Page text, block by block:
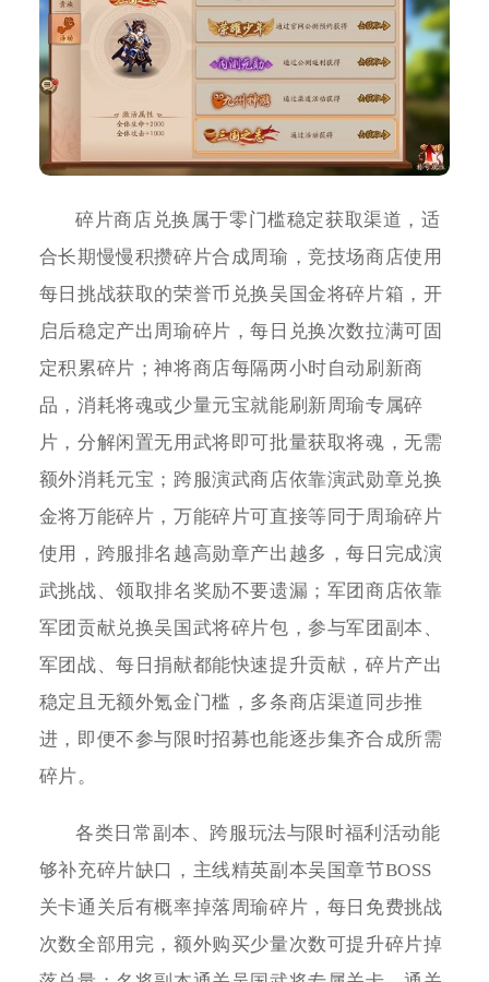
碎片商店兑换属于零门槛稳定获取渠道，适
合长期慢慢积攒碎片合成周瑜，竞技场商店使用
每日挑战获取的荣誉币兑换吴国金将碎片箱，开
启后稳定产出周瑜碎片，每日兑换次数拉满可固
定积累碎片；神将商店每隔两小时自动刷新商
品，消耗将魂或少量元宝就能刷新周瑜专属碎
片，分解闲置无用武将即可批量获取将魂，无需
额外消耗元宝；跨服演武商店依靠演武勋章兑换
金将万能碎片，万能碎片可直接等同于周瑜碎片
使用，跨服排名越高勋章产出越多，每日完成演
武挑战、领取排名奖励不要遗漏；军团商店依靠
军团贡献兑换吴国武将碎片包，参与军团副本、
军团战、每日捐献都能快速提升贡献，碎片产出
稳定且无额外氪金门槛，多条商店渠道同步推
进，即便不参与限时招募也能逐步集齐合成所需
碎片。
各类日常副本、跨服玩法与限时福利活动能
够补充碎片缺口，主线精英副本吴国章节BOSS
关卡通关后有概率掉落周瑜碎片，每日免费挑战
次数全部用完，额外购买少量次数可提升碎片掉